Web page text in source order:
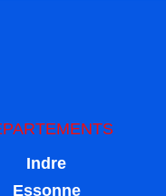
Indre
Essonne